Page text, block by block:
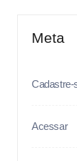
Meta
Cadastre-
Acessar